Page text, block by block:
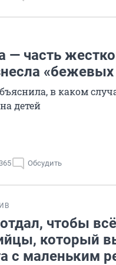
— часть
в каком
детей
Обсудить
чтобы
который
с маленьким